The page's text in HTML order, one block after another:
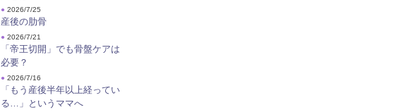
● 2026/7/25
産後の肋骨
● 2026/7/21
「帝王切開」でも骨盤ケアは
必要？
● 2026/7/16
「もう産後半年以上経ってい
る…」というママへ